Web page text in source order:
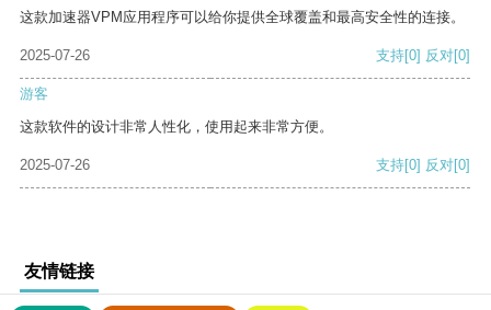
这款加速器VPM应用程序可以给你提供全球覆盖和最高安全性的连接。
2025-07-26 支持[0] 反对[0]
游客
这款软件的设计非常人性化，使用起来非常方便。
2025-07-26 支持[0] 反对[0]
友情链接